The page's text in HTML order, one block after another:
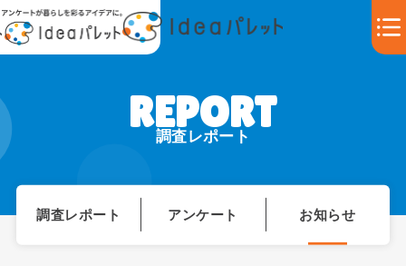
調査レポート
調査レポート アンケート お知らせ